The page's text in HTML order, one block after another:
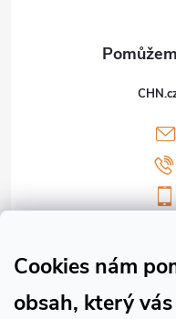
Cookies nám
obsah, který